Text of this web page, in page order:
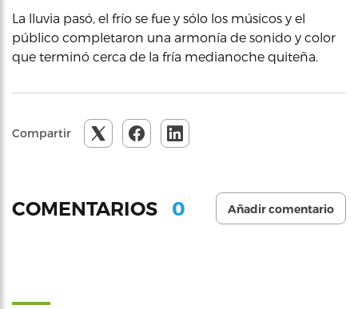
La lluvia pasó, el frío se fue y sólo los músicos y el
público completaron una armonía de sonido y color
que terminó cerca de la fría medianoche quiteña.
Compartir
COMENTARIOS 0 Añadir comentario